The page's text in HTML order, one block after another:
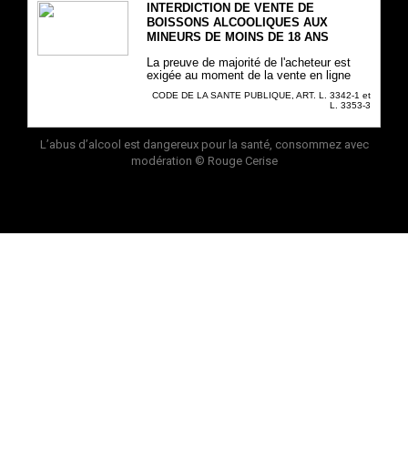
INTERDICTION DE VENTE DE
BOISSONS ALCOOLIQUES AUX
MINEURS DE MOINS DE 18 ANS
La preuve de majorité de l'acheteur est
exigée au moment de la vente en ligne
CODE DE LA SANTE PUBLIQUE, ART. L. 3342-1 et
L. 3353-3
L’abus d’alcool est dangereux pour la santé, consommez avec
modération © Rouge Cerise